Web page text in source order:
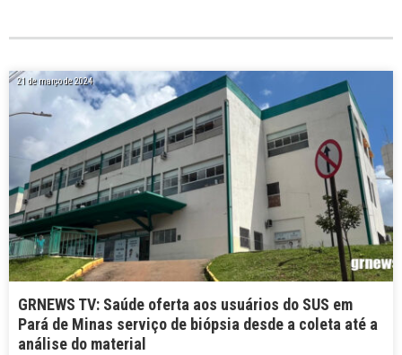
21 de março de 2024
GRNEWS TV: Saúde oferta aos usuários do SUS em
Pará de Minas serviço de biópsia desde a coleta até a
análise do material